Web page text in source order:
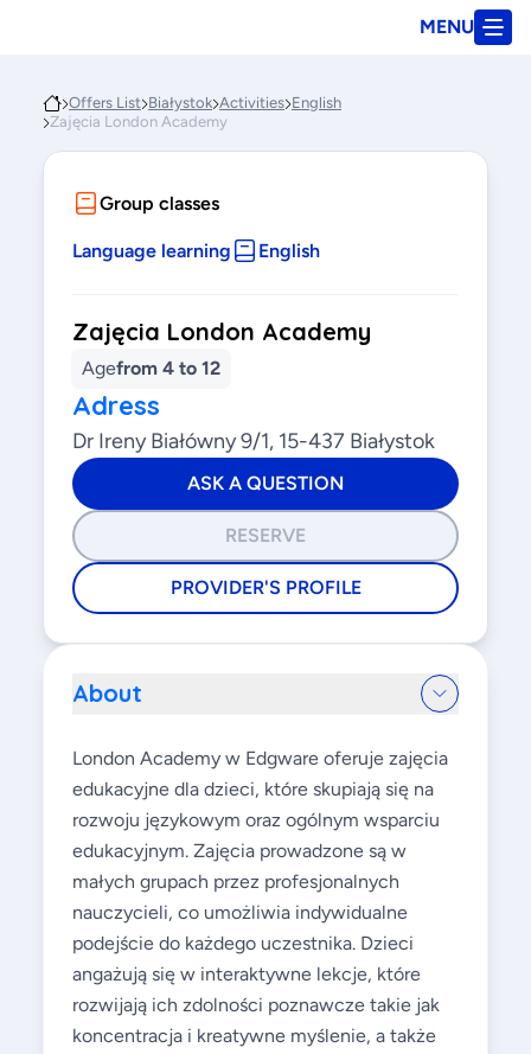
MENU
Offers List Białystok Activities English
Zajęcia London Academy
Group classes
Language learning English
Zajęcia London Academy
Agefrom 4 to 12
Adress
Dr Ireny Białówny 9/1, 15-437 Białystok
ASK A QUESTION
RESERVE
PROVIDER'S PROFILE
About
London Academy w Edgware oferuje zajęcia
edukacyjne dla dzieci, które skupiają się na
rozwoju językowym oraz ogólnym wsparciu
edukacyjnym. Zajęcia prowadzone są w
małych grupach przez profesjonalnych
nauczycieli, co umożliwia indywidualne
podejście do każdego uczestnika. Dzieci
angażują się w interaktywne lekcje, które
rozwijają ich zdolności poznawcze takie jak
koncentracja i kreatywne myślenie, a także